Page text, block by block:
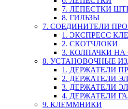
7. ЛЕПЕСТКИ
8. ГИЛЬЗЫ
7. СОЕДИНИТЕЛИ
1. ЭКСПРЕСС
2. СКОТЧЛОКИ
3. КОЛПАЧКИ НА
8. УСТАНОВОЧНЫЕ
1. ДЕРЖАТЕЛИ
2. ДЕРЖАТЕЛИ
3. ДЕРЖАТЕЛИ
4. ДЕРЖАТЕЛИ
9. КЛЕММНИКИ